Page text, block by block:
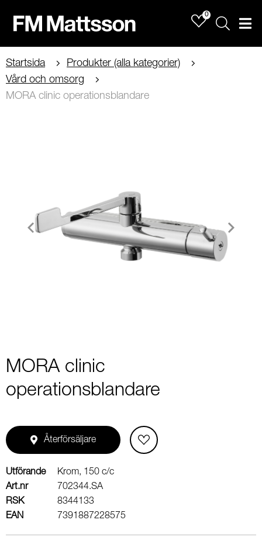
0
Sök
Startsida
Produkter (alla kategorier)
Vård och omsorg
MORA clinic operationsblandare
MORA clinic
operationsblandare
Återförsäljare
Utförande
Krom, 150 c/c
Art.nr
702344.SA
RSK
8344133
EAN
7391887228575